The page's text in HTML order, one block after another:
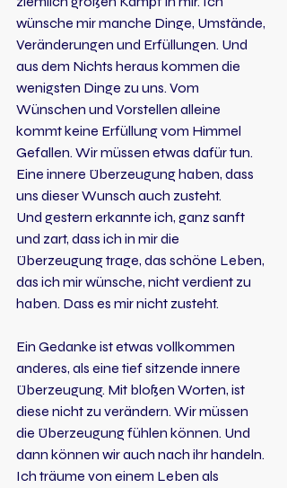
wünsche mir manche Dinge, Umstände,
Veränderungen und Erfüllungen. Und
aus dem Nichts heraus kommen die
wenigsten Dinge zu uns. Vom
Wünschen und Vorstellen alleine
kommt keine Erfüllung vom Himmel
Gefallen. Wir müssen etwas dafür tun.
Eine innere Überzeugung haben, dass
uns dieser Wunsch auch zusteht.
Und gestern erkannte ich, ganz sanft
und zart, dass ich in mir die
Überzeugung trage, das schöne Leben,
das ich mir wünsche, nicht verdient zu
haben. Dass es mir nicht zusteht.
Ein Gedanke ist etwas vollkommen
anderes, als eine tief sitzende innere
Überzeugung. Mit bloßen Worten, ist
diese nicht zu verändern. Wir müssen
die Überzeugung fühlen können. Und
dann können wir auch nach ihr handeln.
Ich träume von einem Leben als